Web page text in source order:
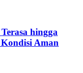
hingga
Aman